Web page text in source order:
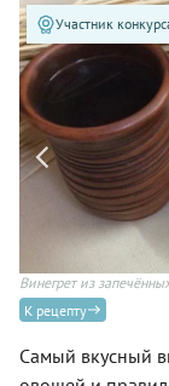
Участник
Винегрет из
К рецепту
Самый вкусный